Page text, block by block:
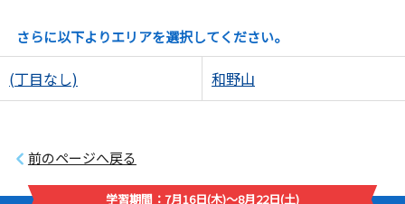
さらに以下よりエリアを選択してください。
(丁目なし) 和野山
前のページへ戻る
学習期間：7月16日(木)～8月22日(土)